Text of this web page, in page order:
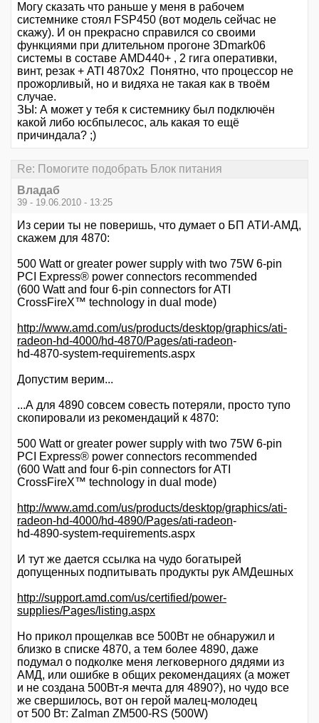
Могу сказать что раньше у меня в рабочем
системнике стоял FSP450 (вот модель сейчас не
скажу). И он прекрасно справился со своими
функциями при длительном прогоне 3Dmark06
системы в составе AMD440+ , 2 гига оперативки,
винт, резак + ATI 4870x2 Понятно, что процессор не
прожорливый, но и видяха не такая как в твоём
случае.
ЗЫ: А может у тебя к системнику был подключён
какой либо юсбпылесос, аль какая то ещё
причиндала? ;)
Re: Помогите подобрать Блок питания
Владаб
39 - 19.06.2010 - 13:25
Из серии ты не поверишь, что думает о БП АТИ-АМД,
скажем для 4870:
500 Watt or greater power supply with two 75W 6-pin
PCI Express® power connectors recommended
(600 Watt and four 6-pin connectors for ATI
CrossFireX™ technology in dual mode)
http://www.amd.com/us/products/desktop/graphics/ati-
radeon-hd-4000/hd-4870/Pages/ati-radeon-
hd-4870-system-requirements.aspx
Допустим верим...
...А для 4890 совсем совесть потеряли, просто тупо
скопировали из рекомендаций к 4870:
500 Watt or greater power supply with two 75W 6-pin
PCI Express® power connectors recommended
(600 Watt and four 6-pin connectors for ATI
CrossFireX™ technology in dual mode)
http://www.amd.com/us/products/desktop/graphics/ati-
radeon-hd-4000/hd-4890/Pages/ati-radeon-
hd-4890-system-requirements.aspx
И тут же дается ссылка на чудо богатырей
допущенных подпитывать продукты рук АМДешных
http://support.amd.com/us/certified/power-
supplies/Pages/listing.aspx
Но прикол прощелкав все 500Вт не обнаружил и
близко в списке 4870, а тем более 4890, даже
подумал о подколке меня легковерного дядями из
АМД, или ошибке в общих рекомендациях (а может
и не создана 500Вт-я мечта для 4890?), но чудо все
же свершилось, вот он герой малец-молодец
от 500 Вт: Zalman ZM500-RS (500W)